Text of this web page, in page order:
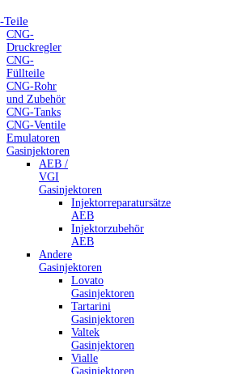
Teile
CNG-
Druckregler
CNG-
Füllteile
CNG-Rohr
und Zubehör
CNG-Tanks
CNG-Ventile
Emulatoren
Gasinjektoren
AEB /
VGI
Gasinjektoren
Injektorreparatursätze
AEB
Injektorzubehör
AEB
Andere
Gasinjektoren
Lovato
Gasinjektoren
Tartarini
Gasinjektoren
Valtek
Gasinjektoren
Vialle
Gasinjektoren